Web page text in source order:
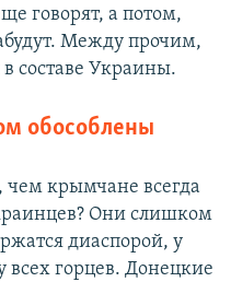
говорят, а потом,
Между прочим,
составе Украины.
обособлены
чем крымчане всегда
Они слишком
диаспорой, у
всех горцев. Донецкие